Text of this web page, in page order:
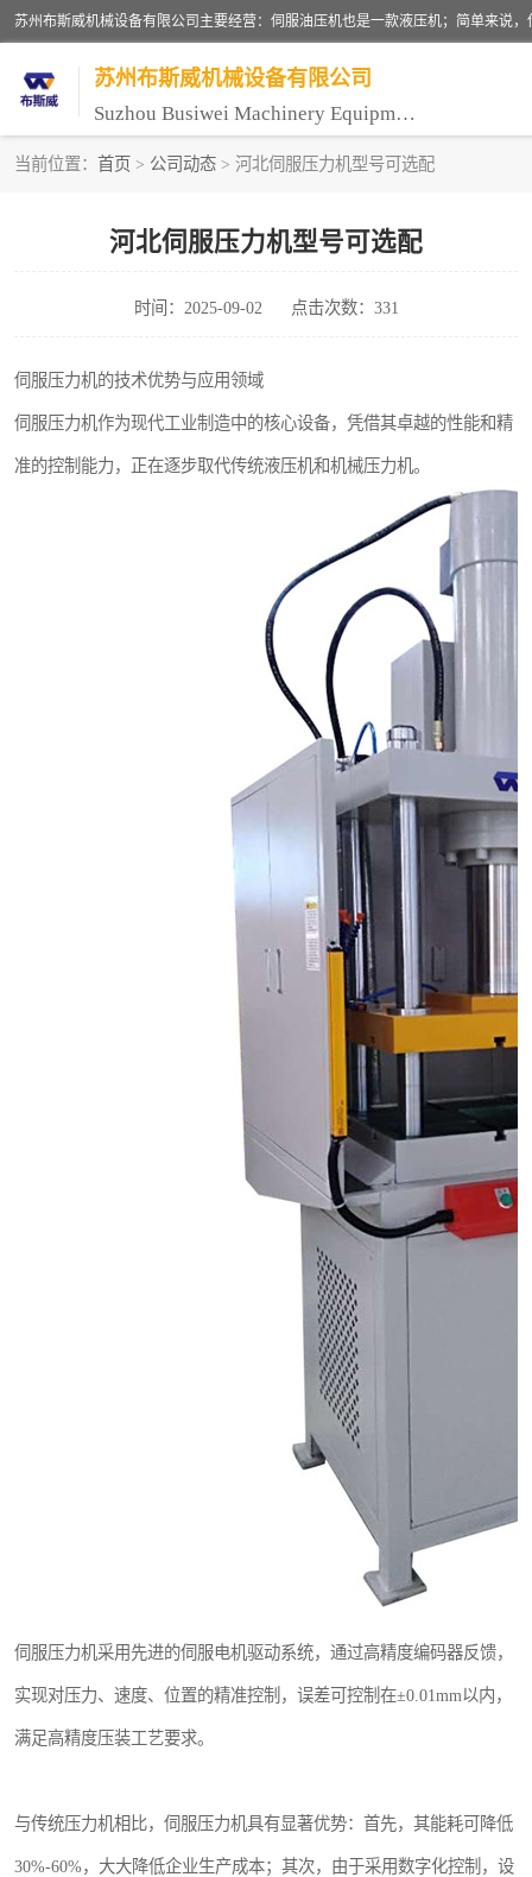
苏州布斯威机械设备有限公司
Suzhou Busiwei Machinery Equipment Co., Ltd.
当前位置： 首页 > 公司动态 > 河北伺服压力机型号可选配
河北伺服压力机型号可选配
时间：2025-09-02 点击次数：331
伺服压力机的技术优势与应用领域
伺服压力机作为现代工业制造中的核心设备，凭借其卓越的性能和精
准的控制能力，正在逐步取代传统液压机和机械压力机。
伺服压力机采用先进的伺服电机驱动系统，通过高精度编码器反馈，
实现对压力、速度、位置的精准控制，误差可控制在±0.01mm以内，
满足高精度压装工艺要求。
与传统压力机相比，伺服压力机具有显著优势：首先，其能耗可降低
30%-60%，大大降低企业生产成本；其次，由于采用数字化控制，设
气压机-气动压床
伺服压力机